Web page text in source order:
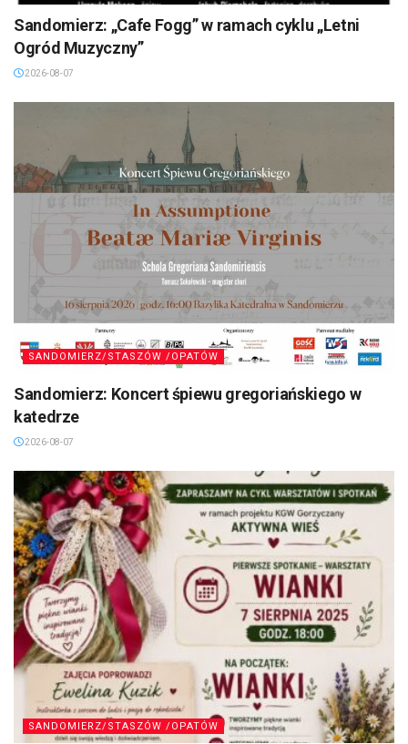
Sandomierz: „Cafe Fogg” w ramach cyklu „Letni
Ogród Muzyczny”
2026-08-07
SANDOMIERZ/STASZÓW /OPATÓW
Sandomierz: Koncert śpiewu gregoriańskiego w
katedrze
2026-08-07
SANDOMIERZ/STASZÓW /OPATÓW